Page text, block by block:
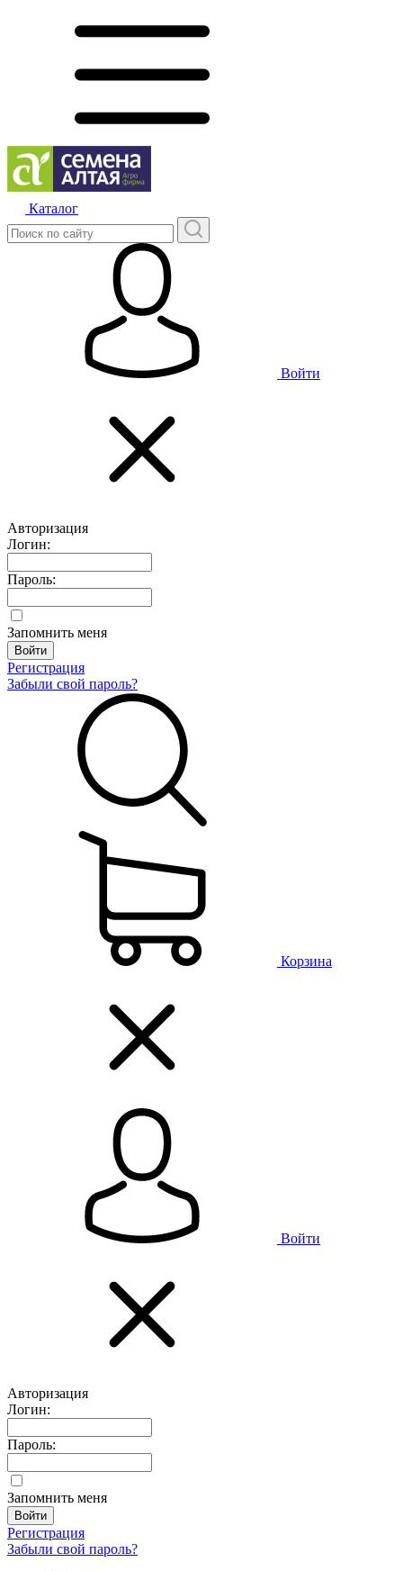
Каталог
Войти
Авторизация
Логин:
Пароль:
Запомнить меня
Регистрация
Забыли свой пароль?
Корзина
Войти
Авторизация
Логин:
Пароль:
Запомнить меня
Регистрация
Забыли свой пароль?